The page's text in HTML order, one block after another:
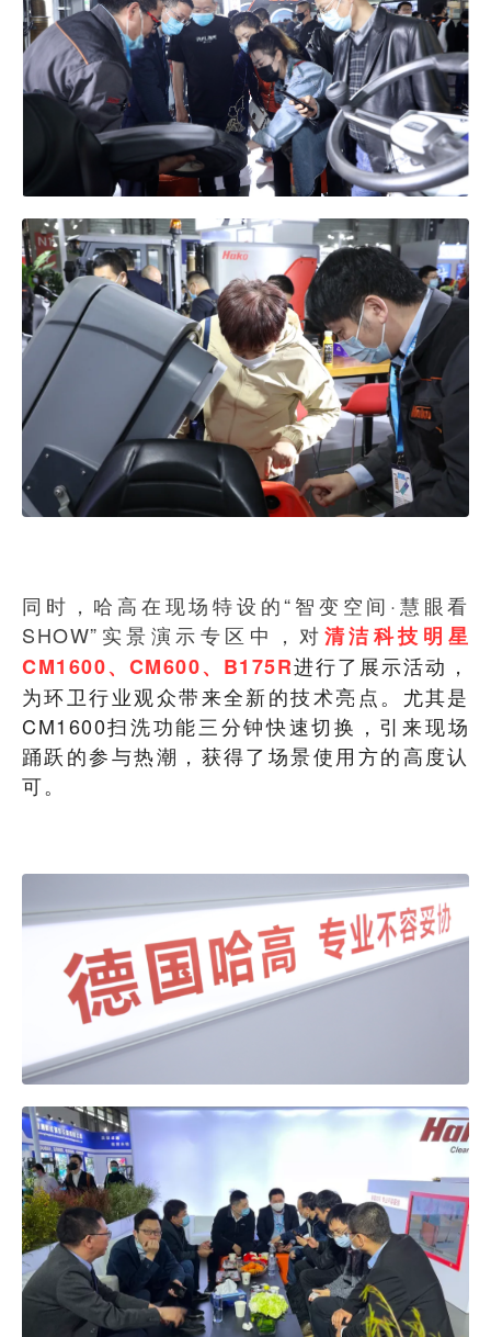
同时，哈高在现场特设的“智变空间·慧眼看
SHOW”实景演示专区中，对清洁科技明星
CM1600、CM600、B175R进行了展示活动，
为环卫行业观众带来全新的技术亮点。尤其是
CM1600扫洗功能三分钟快速切换，引来现场
踊跃的参与热潮，获得了场景使用方的高度认
可。